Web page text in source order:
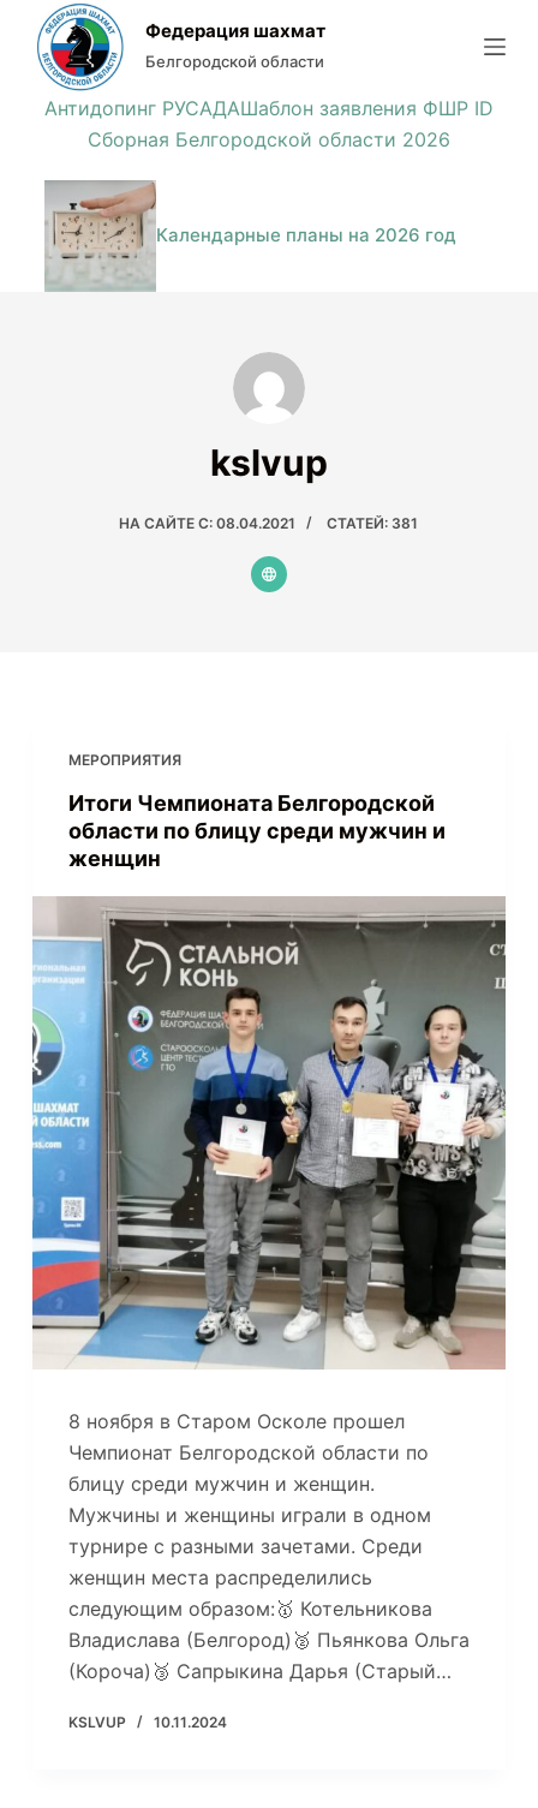
Федерация шахмат
Белгородской области
Антидопинг РУСАДАШаблон заявления ФШР ID
Сборная Белгородской области 2026
Календарные планы на 2026 год
kslvup
НА САЙТЕ С: 08.04.2021 СТАТЕЙ: 381
МЕРОПРИЯТИЯ
Итоги Чемпионата Белгородской
области по блицу среди мужчин и
женщин
8 ноября в Старом Осколе прошел
Чемпионат Белгородской области по
блицу среди мужчин и женщин.
Мужчины и женщины играли в одном
турнире с разными зачетами. Среди
женщин места распределились
следующим образом:🥇 Котельникова
Владислава (Белгород)🥈 Пьянкова Ольга
(Короча)🥉 Сапрыкина Дарья (Старый…
KSLVUP 10.11.2024